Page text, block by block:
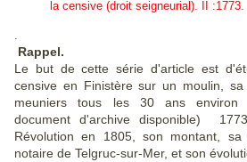
la censive (droit seigneurial). II :1773.
.
Rappel.
Le but de cette série d'article est
censive en Finistère sur un moulin,
meuniers tous les 30 ans environ
document d'archive disponible)
Révolution en 1805, son montant,
notaire de Telgruc-sur-Mer, et son